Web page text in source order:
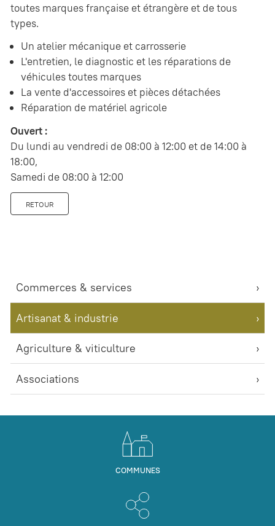
Commerces & services
Artisanat & industrie
Agriculture & viticulture
Associations
toutes marques française et étrangère et de tous
types.
Un atelier mécanique et carrosserie
L'entretien, le diagnostic et les réparations de
véhicules toutes marques
La vente d'accessoires et pièces détachées
Réparation de matériel agricole
Ouvert :
Du lundi au vendredi de 08:00 à 12:00 et de 14:00 à
18:00,
Samedi de 08:00 à 12:00
RETOUR
COMMUNES